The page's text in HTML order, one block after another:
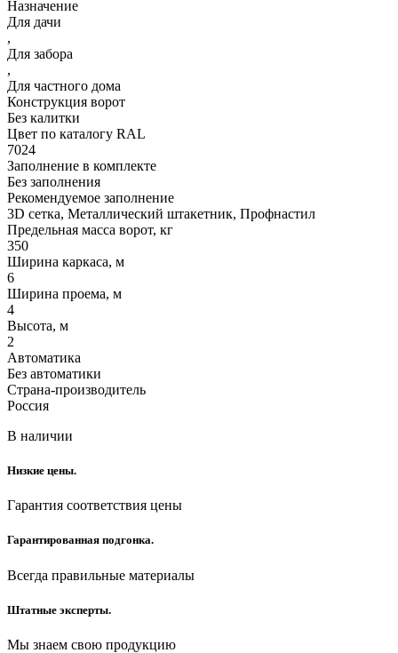
Назначение
Для дачи
,
Для забора
,
Для частного дома
Конструкция ворот
Без калитки
Цвет по каталогу RAL
7024
Заполнение в комплекте
Без заполнения
Рекомендуемое заполнение
3D сетка, Металлический штакетник, Профнастил
Предельная масса ворот, кг
350
Ширина каркаса, м
6
Ширина проема, м
4
Высота, м
2
Автоматика
Без автоматики
Страна-производитель
Россия
В наличии
Низкие цены.
Гарантия соответствия цены
Гарантированная подгонка.
Всегда правильные материалы
Штатные эксперты.
Мы знаем свою продукцию